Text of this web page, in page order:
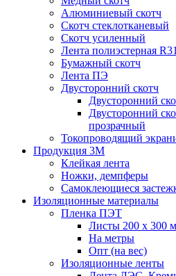
Алюминиевый скотч
Скотч стеклотканевый
Скотч усиленный
Лента полиэстерная
Бумажный скотч
Лента ПЭ
Двусторонний скотч
Двусторонний
Двусторонний
прозрачный
Токопроводящий
Продукция 3M
Клейкая лента
Ножки, демпферы
Самоклеющиеся
Изоляционные материалы
Пленка ПЭТ
Листы 200 х 300
На метры
Опт (на вес)
Изоляционные ленты